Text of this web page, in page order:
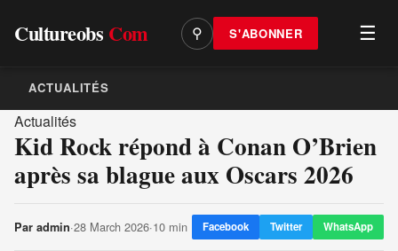
Cultureobs Com ⚲ S'ABONNER ☰
ACTUALITÉS
Actualités
Kid Rock répond à Conan O’Brien
après sa blague aux Oscars 2026
Par admin·28 March 2026·10 min Facebook Twitter WhatsApp